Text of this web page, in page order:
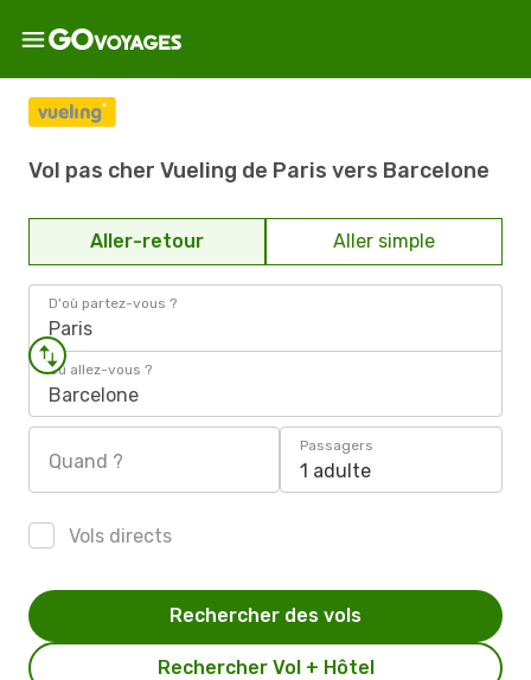
Vol pas cher Vueling de Paris vers Barcelone
Aller-retour Aller simple
D'où partez-vous ?
Paris
Où allez-vous ?
Barcelone
Quand ?
Passagers
1 adulte
Vols directs
Rechercher Vol + Hôtel
Rechercher des vols